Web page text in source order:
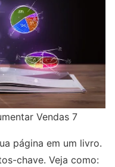
Vendas 7
página em um livro.
chave. Veja como: